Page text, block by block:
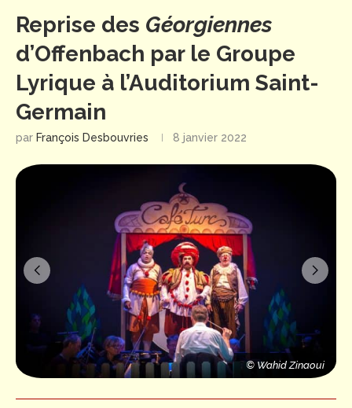
Reprise des Géorgiennes
d’Offenbach par le Groupe
Lyrique à l’Auditorium Saint-
Germain
par François Desbouvries 8 janvier 2022
© Wahid Zinaoui
© Wahid Zinaoui